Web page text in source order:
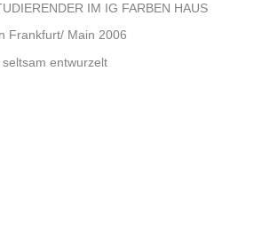
IM IG FARBEN HAUS
Frankfurt/ Main 2006
entwurzelt